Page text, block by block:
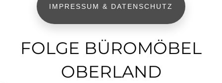
IMPRESSUM & DATENSCHUTZ
FOLGE BÜROMÖBEL
OBERLAND